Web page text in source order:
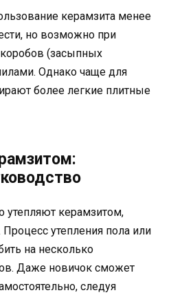
керамзита менее
но возможно при
(засыпных
Однако чаще для
более легкие плитные
утепляют керамзитом,
утепления пола или
на несколько
Даже новичок сможет
следуя